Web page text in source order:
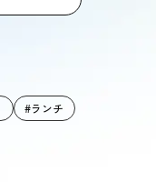
#ランチ